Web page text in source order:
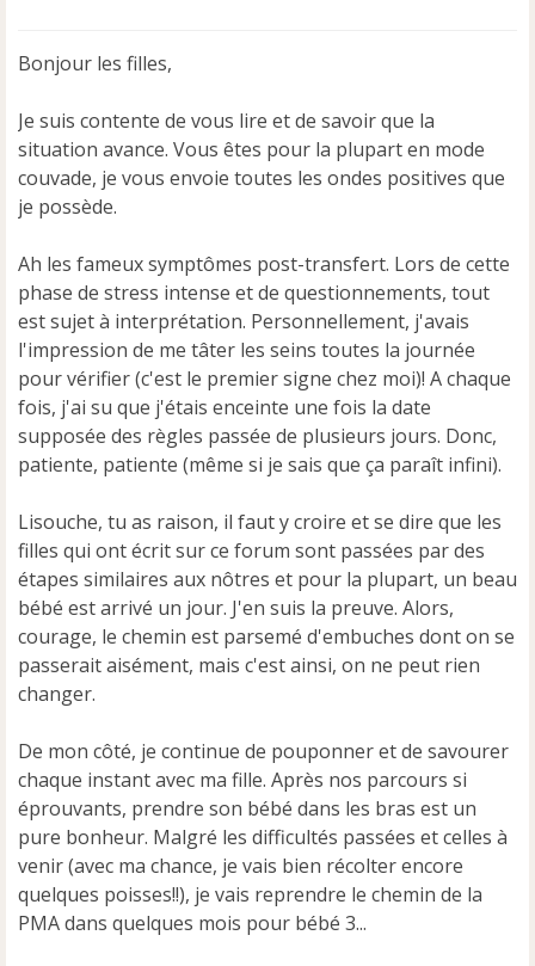
a
e
n
o
n
l
Bonjour les filles,
Je suis contente de vous lire et de savoir que la
situation avance. Vous êtes pour la plupart en mode
couvade, je vous envoie toutes les ondes positives que
je possède.
Ah les fameux symptômes post-transfert. Lors de cette
phase de stress intense et de questionnements, tout
est sujet à interprétation. Personnellement, j'avais
l'impression de me tâter les seins toutes la journée
pour vérifier (c'est le premier signe chez moi)! A chaque
fois, j'ai su que j'étais enceinte une fois la date
supposée des règles passée de plusieurs jours. Donc,
patiente, patiente (même si je sais que ça paraît infini).
Lisouche, tu as raison, il faut y croire et se dire que les
filles qui ont écrit sur ce forum sont passées par des
étapes similaires aux nôtres et pour la plupart, un beau
bébé est arrivé un jour. J'en suis la preuve. Alors,
courage, le chemin est parsemé d'embuches dont on se
passerait aisément, mais c'est ainsi, on ne peut rien
changer.
De mon côté, je continue de pouponner et de savourer
chaque instant avec ma fille. Après nos parcours si
éprouvants, prendre son bébé dans les bras est un
pure bonheur. Malgré les difficultés passées et celles à
venir (avec ma chance, je vais bien récolter encore
quelques poisses!!), je vais reprendre le chemin de la
PMA dans quelques mois pour bébé 3...